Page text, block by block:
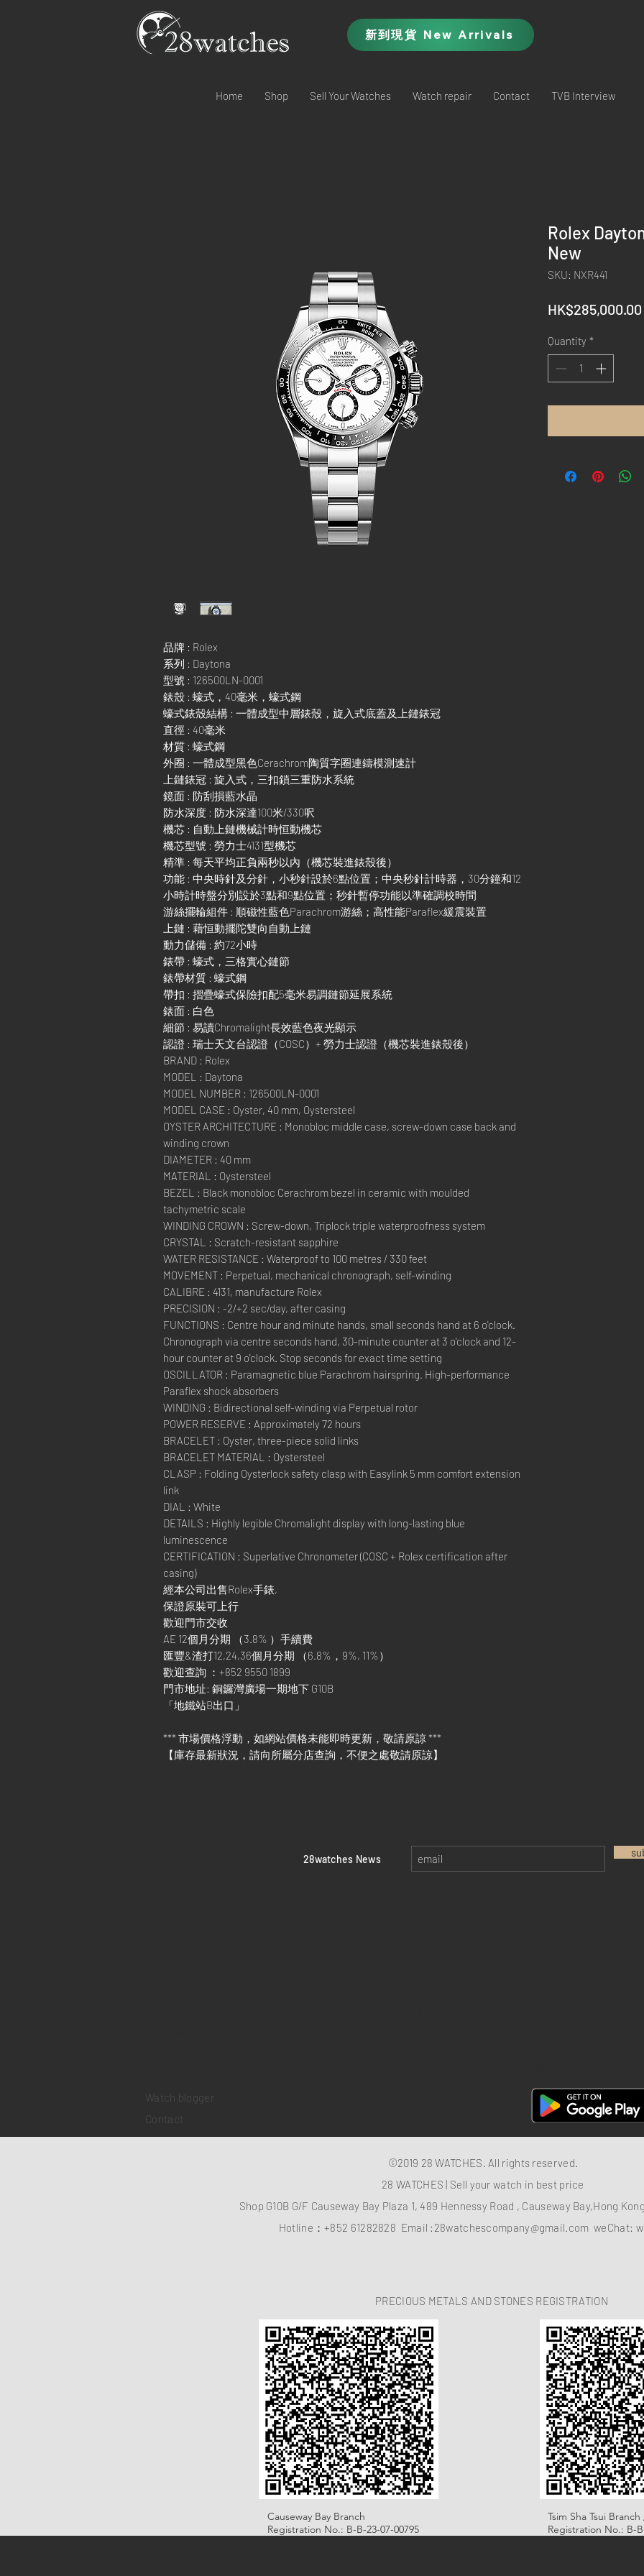
新到現貨 New Arrivals
Home Shop Sell Your Watches Watch repair Contact TVB Interview
品牌 : Rolex
系列 : Daytona
型號 : 126500LN-0001
錶殼 : 蠔式，40毫米，蠔式鋼
蠔式錶殼結構 : 一體成型中層錶殼，旋入式底蓋及上鏈錶冠
直徑 : 40毫米
材質 : 蠔式鋼
外圈 : 一體成型黑色Cerachrom陶質字圈連鑄模測速計
上鏈錶冠 : 旋入式，三扣鎖三重防水系統
鏡面 : 防刮損藍水晶
防水深度 : 防水深達100米/330呎
機芯 : 自動上鏈機械計時恒動機芯
機芯型號 : 勞力士4131型機芯
精準 : 每天平均正負兩秒以內（機芯裝進錶殼後）
功能 : 中央時針及分針，小秒針設於6點位置；中央秒針計時器，30分鐘和12
小時計時盤分別設於3點和9點位置；秒針暫停功能以準確調校時間
游絲擺輪組件 : 順磁性藍色Parachrom游絲；高性能Paraflex緩震裝置
上鏈 : 藉恒動擺陀雙向自動上鏈
動力儲備 : 約72小時
錶帶 : 蠔式，三格實心鏈節
錶帶材質 : 蠔式鋼
帶扣 : 摺疊蠔式保險扣配5毫米易調鏈節延展系統
錶面 : 白色
細節 : 易讀Chromalight長效藍色夜光顯示
認證 : 瑞士天文台認證（COSC）+ 勞力士認證（機芯裝進錶殼後）
BRAND : Rolex
MODEL : Daytona
MODEL NUMBER : 126500LN-0001
MODEL CASE : Oyster, 40 mm, Oystersteel
OYSTER ARCHITECTURE : Monobloc middle case, screw-down case back and
winding crown
DIAMETER : 40 mm
MATERIAL : Oystersteel
BEZEL : Black monobloc Cerachrom bezel in ceramic with moulded
tachymetric scale
WINDING CROWN : Screw-down, Triplock triple waterproofness system
CRYSTAL : Scratch-resistant sapphire
WATER RESISTANCE : Waterproof to 100 metres / 330 feet
MOVEMENT : Perpetual, mechanical chronograph, self-winding
CALIBRE : 4131, manufacture Rolex
PRECISION : -2/+2 sec/day, after casing
FUNCTIONS : Centre hour and minute hands, small seconds hand at 6 o'clock.
Chronograph via centre seconds hand, 30-minute counter at 3 o'clock and 12-
hour counter at 9 o'clock. Stop seconds for exact time setting
OSCILLATOR : Paramagnetic blue Parachrom hairspring. High-performance
Paraflex shock absorbers
WINDING : Bidirectional self-winding via Perpetual rotor
POWER RESERVE : Approximately 72 hours
BRACELET : Oyster, three-piece solid links
BRACELET MATERIAL : Oystersteel
CLASP : Folding Oysterlock safety clasp with Easylink 5 mm comfort extension
link
DIAL : White
DETAILS : Highly legible Chromalight display with long-lasting blue
luminescence
CERTIFICATION : Superlative Chronometer (COSC + Rolex certification after
casing)
經本公司出售Rolex手錶,
保證原裝可上行
歡迎門市交收
AE 12個月分期 （3.8% ）手續費
匯豐&渣打12,24,36個月分期 （6.8%，9%, 11%）
歡迎查詢 ：+852 9550 1899
門市地址: 銅鑼灣廣場一期地下 G10B
「地鐵站B出口」
*** 市場價格浮動，如網站價格未能即時更新，敬請原諒 ***
【庫存最新狀況，請向所屬分店查詢，不便之處敬請原諒】
Rolex
New
SKU: NXR441
HK$285,000.00
Quantity *
​28watches News
Watch blogger
Contact
©2019 28 WATCHES. All rights reserved.
28 WATCHES | Sell your watch in best price
Shop G10B G/F Causeway Bay Plaza 1, 489 Hennessy Road , Causeway Bay,Hong Kong
Hotline：+852 61282828 Email : 28watchescompany@gmail.com weChat:
PRECIOUS METALS AND STONES REGISTRATION
Causeway Bay Branch
Registration No.: B-B-23-07-00795
Tsim Sha Tsui
Registration No.: B-